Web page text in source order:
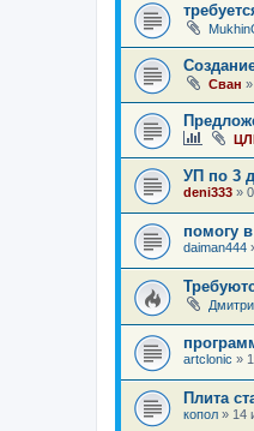
Сван »
УП по 3
deni333 »
помогу
daiman444
artclonic »
Плита
копол » 14